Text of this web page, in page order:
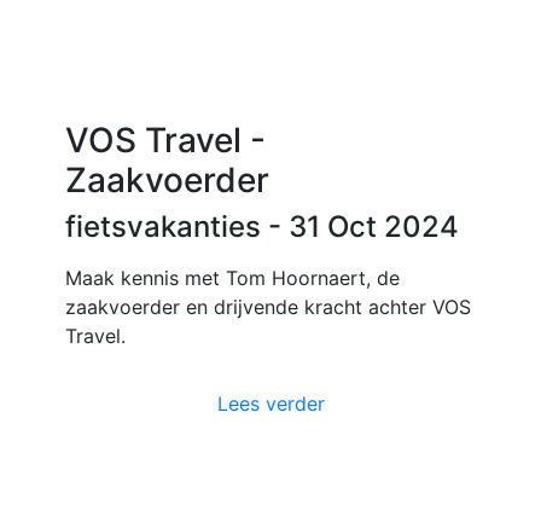
VOS Travel -
Zaakvoerder
fietsvakanties - 31 Oct 2024
Maak kennis met Tom Hoornaert, de
zaakvoerder en drijvende kracht achter VOS
Travel.
Lees verder